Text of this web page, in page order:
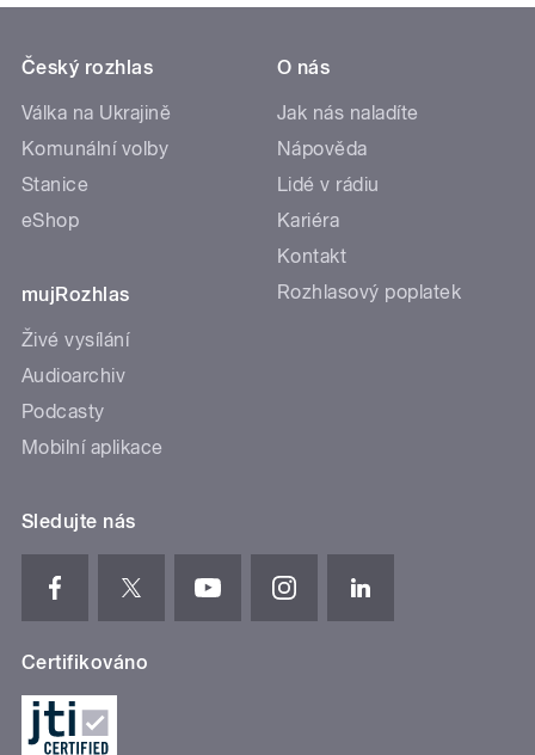
Český rozhlas
Válka na Ukrajině
Komunální volby
Stanice
eShop
mujRozhlas
Živé vysílání
Audioarchiv
Podcasty
Mobilní aplikace
O nás
Jak nás naladíte
Nápověda
Lidé v rádiu
Kariéra
Kontakt
Rozhlasový poplatek
Sledujte nás
Certifikováno